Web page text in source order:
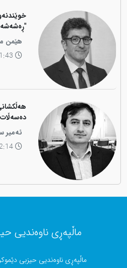
هێمن
دەسەڵات
ئەمیر
12:14 - 12 گەلاوێژ 2726
ماڵپەڕی ناوەندیی
ماڵپەڕی ناوەندیی حیزبی